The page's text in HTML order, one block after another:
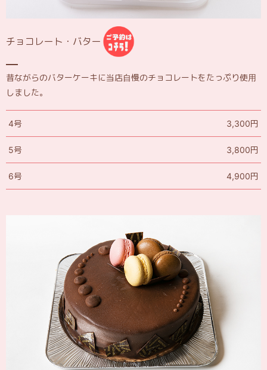
チョコレート・バター
昔ながらのバターケーキに当店自慢のチョコレートをたっぷり使用
しました。
4号 3,300円
5号 3,800円
6号 4,900円